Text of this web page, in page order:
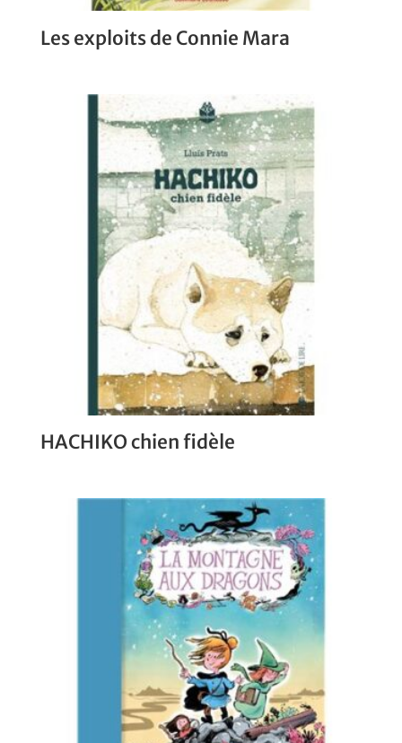
Les exploits de Connie Mara
HACHIKO chien fidèle